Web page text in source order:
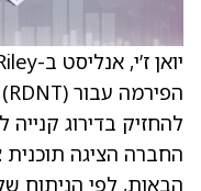
להחזיק בדירוג
החברה הציגה